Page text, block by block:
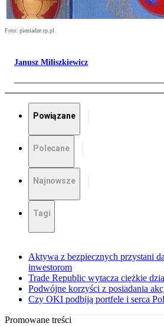
Foto: pieniadze.rp.pl
Janusz Miliszkiewicz
Powiązane
Polecane
Najnowsze
Tagi
Aktywa z bezpiecznych przystani
inwestorom
Trade Republic wytacza ciężkie
Podwójne korzyści z posiadania
Czy OKI podbiją portfele i serca
Promowane treści